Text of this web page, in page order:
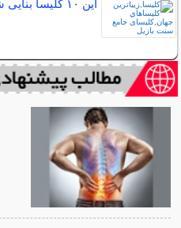
این ۱۰ کلیسا بنایی شگفت انگیز دارند+تصاویر